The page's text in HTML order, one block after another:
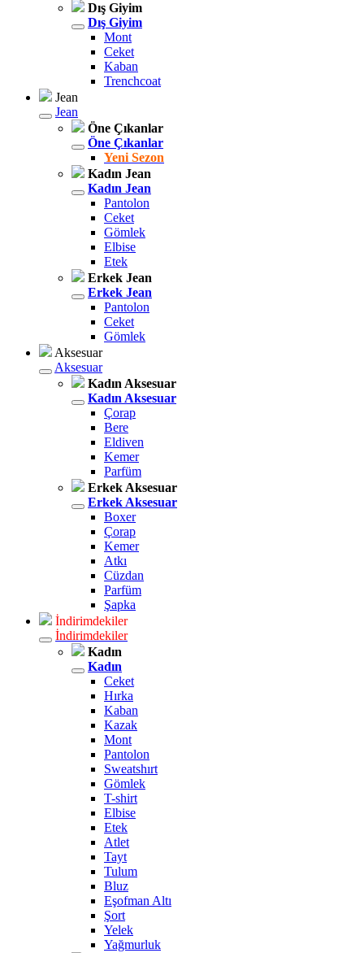
Dış Giyim
Dış Giyim
Mont
Ceket
Kaban
Trenchcoat
Jean
Jean
Öne Çıkanlar
Öne Çıkanlar
Yeni Sezon
Kadın Jean
Kadın Jean
Pantolon
Ceket
Gömlek
Elbise
Etek
Erkek Jean
Erkek Jean
Pantolon
Ceket
Gömlek
Aksesuar
Aksesuar
Kadın Aksesuar
Kadın Aksesuar
Çorap
Bere
Eldiven
Kemer
Parfüm
Erkek Aksesuar
Erkek Aksesuar
Boxer
Çorap
Kemer
Atkı
Cüzdan
Parfüm
Şapka
İndirimdekiler
İndirimdekiler
Kadın
Kadın
Ceket
Hırka
Kaban
Kazak
Mont
Pantolon
Sweatshırt
Gömlek
T-shirt
Elbise
Etek
Atlet
Tayt
Tulum
Bluz
Eşofman Altı
Şort
Yelek
Yağmurluk